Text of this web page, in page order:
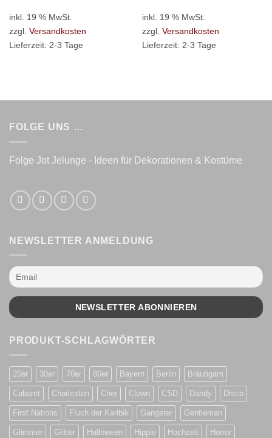
44,95 €35,06 €.
inkl. 19 % MwSt.
zzgl. Versandkosten
Lieferzeit: 2-3 Tage
inkl. 19 % MwSt.
zzgl. Versandkosten
Lieferzeit: 2-3 Tage
FOLGE UNS …
Folge Jot Jelunge - Ideen für Dekorationen & Kostüme
NEWSLETTER ANMELDUNG
PRODUKT-SCHLAGWÖRTER
20er 30er 70er 80er Bayern Berlin Bräutigam
Cabaret Charleston Cher Clown CSD Dandy Disco
First Nations Fluch der Karibik Gangster Gentleman
Glimmer Glitter Halloween Hippie Hochzeit Horror